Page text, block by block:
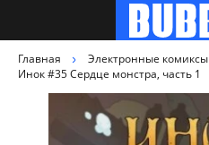
Главная Электронные комиксы
Инок #35 Сердце монстра, часть 1